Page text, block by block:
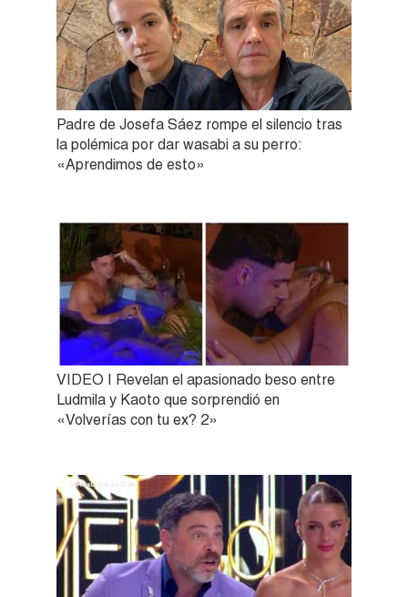
Padre de Josefa Sáez rompe el silencio tras
la polémica por dar wasabi a su perro:
«Aprendimos de esto»
VIDEO | Revelan el apasionado beso entre
Ludmila y Kaoto que sorprendió en
«Volverías con tu ex? 2»